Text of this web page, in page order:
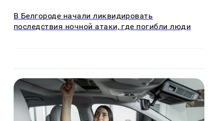
В Белгороде начали ликвидировать
последствия ночной атаки, где погибли люди